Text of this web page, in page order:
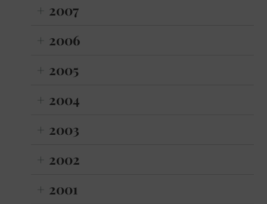
2007
2006
2005
2004
2003
2002
2001